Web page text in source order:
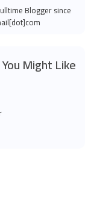
Blogger since
You Might Like